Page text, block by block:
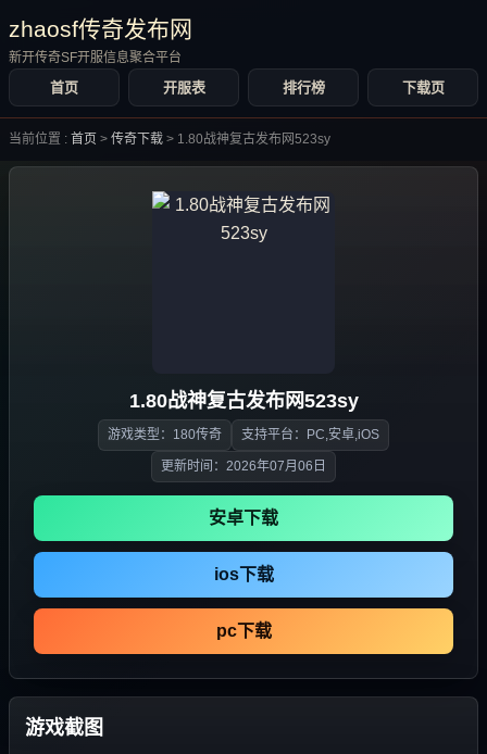
zhaosf传奇发布网
新开传奇SF开服信息聚合平台
首页 开服表 排行榜 下载页
当前位置 : 首页 > 传奇下载 > 1.80战神复古发布网523sy
1.80战神复古发布网523sy
游戏类型：180传奇 支持平台：PC,安卓,iOS
更新时间：2026年07月06日
安卓下载
ios下载
pc下载
游戏截图